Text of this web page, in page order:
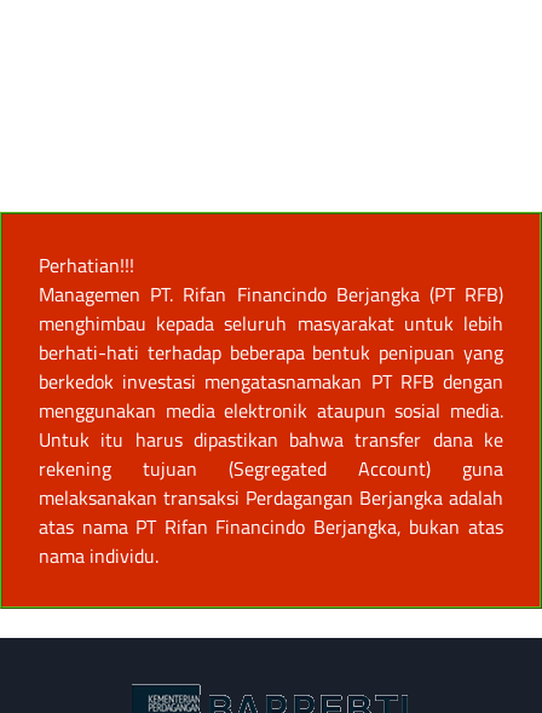
Perhatian!!!
Managemen PT. Rifan Financindo Berjangka (PT RFB)
menghimbau kepada seluruh masyarakat untuk lebih
berhati-hati terhadap beberapa bentuk penipuan yang
berkedok investasi mengatasnamakan PT RFB dengan
menggunakan media elektronik ataupun sosial media.
Untuk itu harus dipastikan bahwa transfer dana ke
rekening tujuan (Segregated Account) guna
melaksanakan transaksi Perdagangan Berjangka adalah
atas nama PT Rifan Financindo Berjangka, bukan atas
nama individu.